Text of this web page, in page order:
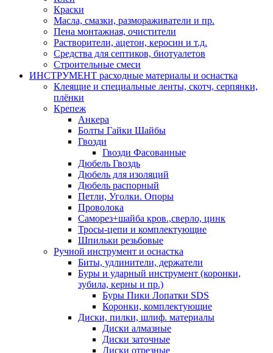
Краски
Масла, смазки, размораживатели и пр.
Пена монтажная, очистители
Растворители, ацетон, керосин и т.д.
Средства для септиков, биотуалетов
Строительные смеси
ИНСТРУМЕНТ расходные материалы и оснастка
Клеящие и специальные ленты, скотч, серпянки,
плёнки
Крепеж
Анкера
Болты Гайки Шайбы
Гвозди
Гвозди Фасованные
Дюбель Гвоздь
Дюбель для изоляций
Дюбель распорный
Петли, Уголки. Опоры
Проволока
Саморез+шайба кров.,сверло, цинк
Тросы-цепи и комплектующие
Шпильки резьбовые
Ручной инструмент и оснастка
Биты, удлинители, держатели
Буры и ударный инструмент (коронки,
зубила, керны и пр.)
Буры Пики Лопатки SDS
Коронки, комплектующие
Диски, пилки, шлиф. материалы
Диски алмазные
Диски заточные
Диски отрезные